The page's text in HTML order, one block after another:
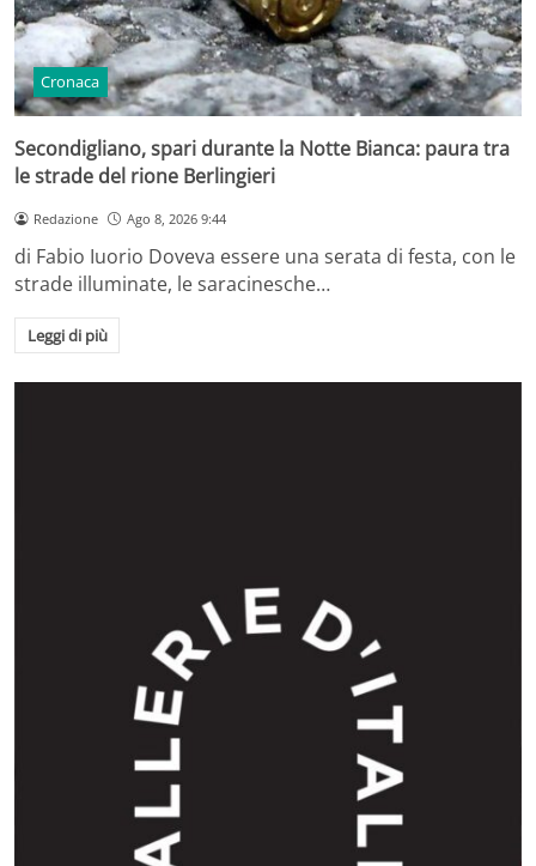
Cronaca
Secondigliano, spari durante la Notte Bianca: paura tra
le strade del rione Berlingieri
Redazione Ago 8, 2026 9:44
di Fabio Iuorio Doveva essere una serata di festa, con le
strade illuminate, le saracinesche…
Leggi di più